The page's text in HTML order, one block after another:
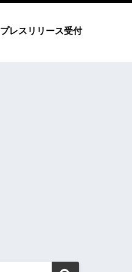
プレスリリース受付